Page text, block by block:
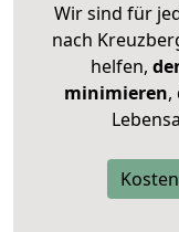
Wir sind für
nach
helfen,
minimieren,